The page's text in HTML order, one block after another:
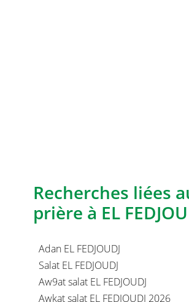
Recherches liées
prière à EL
Adan EL FEDJOUDJ
Salat EL FEDJOUDJ
Aw9at salat EL FEDJOUDJ
Awkat salat EL FEDJOUDJ 2026